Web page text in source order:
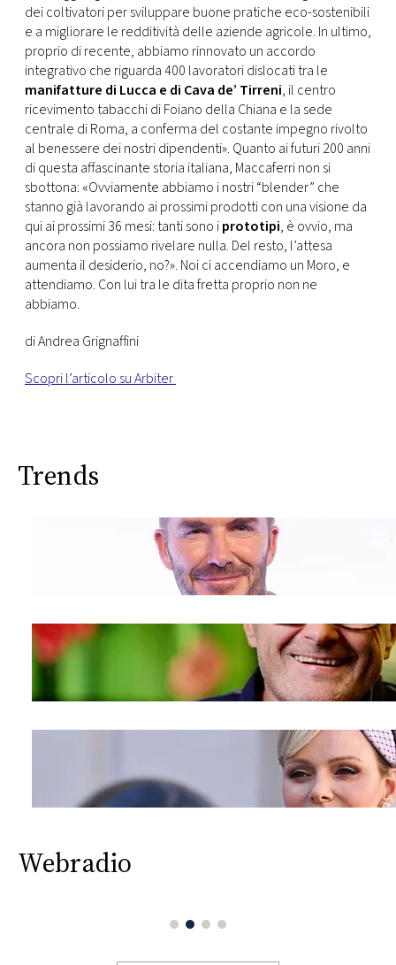
dei coltivatori per sviluppare buone pratiche eco-sostenibili
e a migliorare le redditività delle aziende agricole. In ultimo,
proprio di recente, abbiamo rinnovato un accordo
integrativo che riguarda 400 lavoratori dislocati tra le
manifatture di Lucca e di Cava de’ Tirreni, il centro
ricevimento tabacchi di Foiano della Chiana e la sede
centrale di Roma, a conferma del costante impegno rivolto
al benessere dei nostri dipendenti». Quanto ai futuri 200 anni
di questa affascinante storia italiana, Maccaferri non si
sbottona: «Ovviamente abbiamo i nostri “blender” che
stanno già lavorando ai prossimi prodotti con una visione da
qui ai prossimi 36 mesi: tanti sono iprototipi, è ovvio, ma
ancora non possiamo rivelare nulla. Del resto, l’attesa
aumenta il desiderio, no?». Noi ci accendiamo un Moro, e
attendiamo. Con lui tra le dita fretta proprio non ne
abbiamo.
di Andrea Grignaffini
Scopri l’articolo su Arbiter
Trends
Webradio